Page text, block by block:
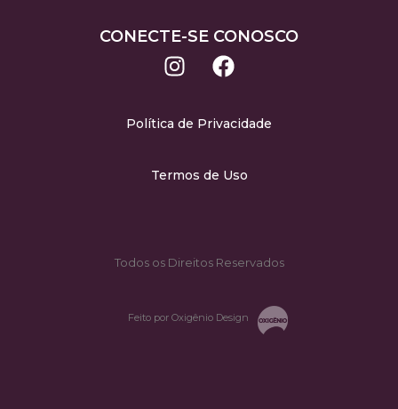
CONECTE-SE CONOSCO
Política de Privacidade
Termos de Uso
Todos os Direitos Reservados
Feito por Oxigênio Design